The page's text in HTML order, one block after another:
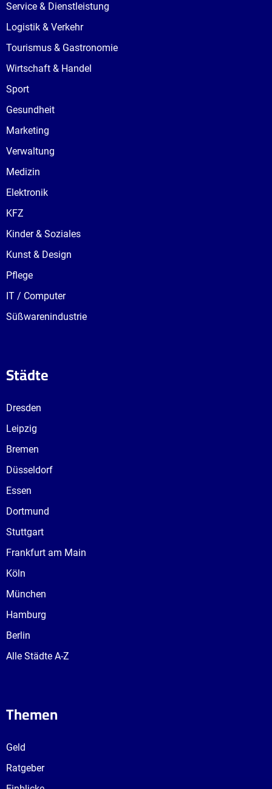
Service & Dienstleistung
Logistik & Verkehr
Tourismus & Gastronomie
Wirtschaft & Handel
Sport
Gesundheit
Marketing
Verwaltung
Medizin
Elektronik
KFZ
Kinder & Soziales
Kunst & Design
Pflege
IT / Computer
Süßwarenindustrie
Städte
Dresden
Leipzig
Bremen
Düsseldorf
Essen
Dortmund
Stuttgart
Frankfurt am Main
Köln
München
Hamburg
Berlin
Alle Städte A-Z
Themen
Geld
Ratgeber